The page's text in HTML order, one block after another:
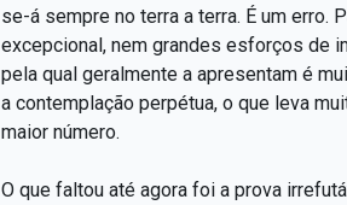
se-á sempre no terra a terra. É um erro.
excepcional, nem grandes esforços de
pela qual geralmente a apresentam é
a contemplação perpétua, o que leva
maior número.
O que faltou até agora foi a prova